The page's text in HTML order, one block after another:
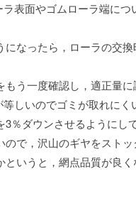
表面やゴムローラ端に
なったら，ローラの交換
う一度確認し，適正量に
しいのでゴミが取れにく
％ダウンさせるようにし
で，沢山のギヤをストッ
いうと，網点品質が良